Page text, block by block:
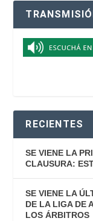
RECIENTES
SE VIENE LA
CLAUSURA:
SE VIENE LA
DE LA LIGA DE
LOS ÁRBITROS